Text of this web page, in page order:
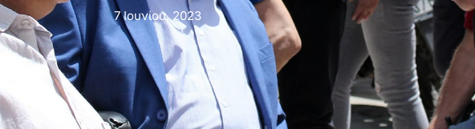
7 Ιουνίου, 2023